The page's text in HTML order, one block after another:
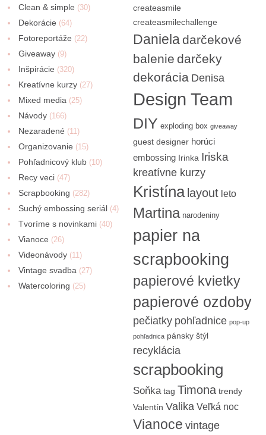
Clean & simple (30)
Dekorácie (64)
Fotoreportáže (22)
Giveaway (9)
Inšpirácie (320)
Kreatívne kurzy (27)
Mixed media (25)
Návody (166)
Nezaradené (11)
Organizovanie (15)
Pohľadnicový klub (10)
Recy veci (47)
Scrapbooking (282)
Suchý embossing seriál (4)
Tvoríme s novinkami (40)
Vianoce (26)
Videonávody (11)
Vintage svadba (27)
Watercoloring (25)
createasmile
createasmilechallenge
Daniela darčekové
balenie darčeky
dekorácia Denisa
Design Team
DIY exploding box giveaway
guest designer horúci
embossing Irinka Iriska
kreatívne kurzy
Kristína layout leto
Martina narodeniny
papier na
scrapbooking
papierové kvietky
papierové ozdoby
pečiatky pohľadnice pop-up
pohľadnica pánsky štýl
recyklácia
scrapbooking
Soňka tag Timona trendy
Valentín Valika Veľká noc
Vianoce vintage